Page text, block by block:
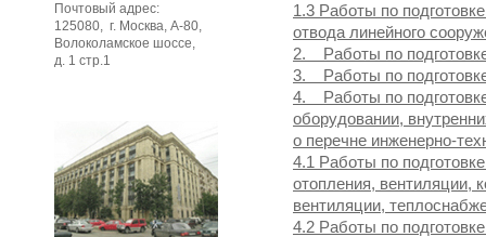
Почтовый адрес:
125080, г. Москва, А-80,
Волоколамское шоссе,
д. 1 стр.1
1.3 Работы по
отвода линейного
2. Работы по
3. Работы по
4. Работы по
оборудовании,
о перечне инженерно-
4.1 Работы по
отопления, вентиляции,
вентиляции,
4.2 Работы по